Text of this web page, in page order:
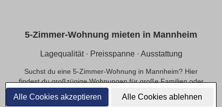
Alle Cookies akzeptieren Alle Cookies ablehnen
5-Zimmer-Wohnung mieten in Mannheim
Lagequalität · Preisspanne · Ausstattung
Suchst du eine 5-Zimmer-Wohnung in Mannheim? Hier
findest du großzügige Wohnungen für große Familien oder
exklusivere Ansprüche, in ruhiger oder zentraler Lage und
einer passenden Preisspanne.